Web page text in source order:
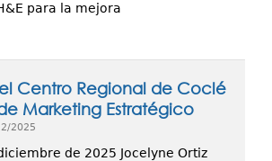
para la mejora
Centro Regional de Coclé
Marketing Estratégico
2025
de 2025 Jocelyne Ortiz